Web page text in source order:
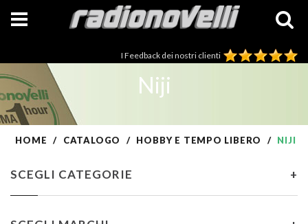
I Feedback dei nostri clienti
Niji
HOME CATALOGO HOBBY E TEMPO LIBERO NIJI
SCEGLI CATEGORIE +